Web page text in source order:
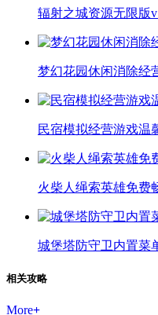
辐射之城资源无限版
梦幻花园休闲消除经
民宿模拟经营游戏温
火柴人绳索英雄免费
城堡塔防守卫内置菜
相关攻略
More+